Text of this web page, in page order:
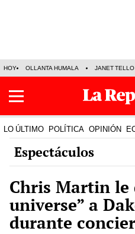
HOY OLLANTA HUMALA JANET TELLO
LO ÚLTIMO POLÍTICA OPINIÓN
Espectáculos
Chris Martin le
universe” a
durante